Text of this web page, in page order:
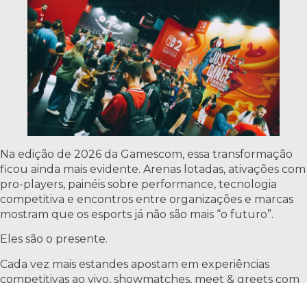
Na edição de 2026 da Gamescom, essa transformação
ficou ainda mais evidente. Arenas lotadas, ativações com
pro-players, painéis sobre performance, tecnologia
competitiva e encontros entre organizações e marcas
mostram que os esports já não são mais “o futuro”.
Eles são o presente.
Cada vez mais estandes apostam em experiências
competitivas ao vivo, showmatches, meet & greets com